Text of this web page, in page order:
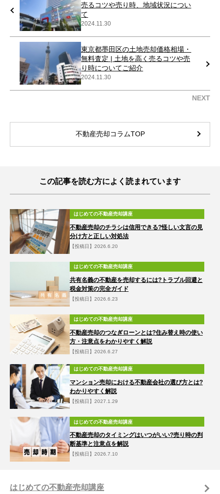
売るコツや売り時、地域状況につい
て
2024.11.30
NEXT
東京都墨田区の土地売却価格相場・
無料査定 | 土地を高く売るコツや売
り時についてご紹介
2024.11.30
不動産売却コラムTOP
この記事を読む方によく読まれています
はじめての不動産売却講座
不動産売却のチラシは信用できる?怪しい文言の見
分け方と正しい対処法
【投稿日】2026.6.20
はじめての不動産売却講座
共有名義の不動産を売却するには?トラブル回避と
税金対策の完全ガイド
【投稿日】2026.6.23
はじめての不動産売却講座
不動産売却のつなぎローンとは?住み替え時の使い
方・注意点をわかりやすく解説
【投稿日】2026.6.27
はじめての不動産売却講座
マンション売却における不動産会社の選び方とは?
わかりやすく解説
【投稿日】2027.1.29
はじめての不動産売却講座
不動産売却のタイミングはいつがいい?売り時の判
断基準と注意点を解説
【投稿日】2026.7.10
はじめての不動産売却講座